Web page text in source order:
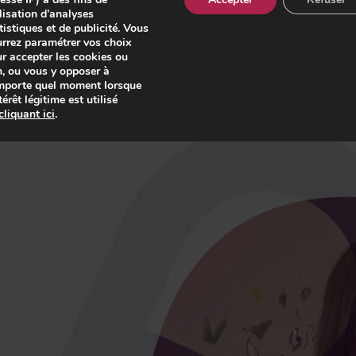
Play
d’analyses
et de publicité. Vous
paramétrer vos choix
accepter les cookies ou
ou vous y opposer à
quel moment lorsque
légitime est utilisé
ici.